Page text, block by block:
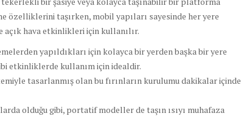
özelliklerini taşırken, mobil yapıları sayesinde her yere
hava etkinlikleri için kullanılır.
yapıldıkları için kolayca bir yerden başka bir yere
etkinliklerde kullanım için idealdir.
tasarlanmış olan bu fırınların kurulumu dakikalar içinde
olduğu gibi, portatif modeller de taşın ısıyı muhafaza